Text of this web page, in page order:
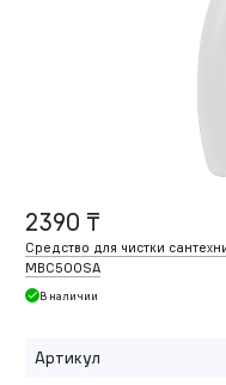
2390 ₸
Средство для чистки
MBC500SA
В наличии
Артикул